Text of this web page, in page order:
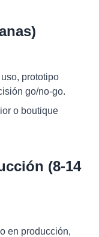
prototipo
go/no-go.
o boutique
(8-14
en producción,